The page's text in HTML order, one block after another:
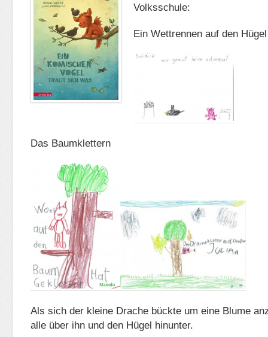
Volksschule:
Ein Wettrennen auf den Hügel
Das Baumklettern
Als sich der kleine Drache bückte um eine Blume
alle über ihn und den Hügel hinunter.